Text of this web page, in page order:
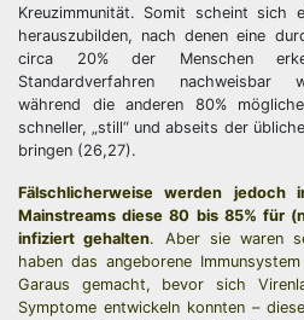
Kreuzimmunität. Somit scheint sich
herauszubilden, nach denen eine
circa 20% der Menschen
Standardverfahren nachweisbar
während die anderen 80%
schneller, „still“ und abseits der
bringen (26,27).
Fälschlicherweise werden jedoch
Mainstreams diese 80 bis 85% für
infiziert gehalten. Aber sie waren
haben das angeborene
Garaus gemacht, bevor sich
Symptome entwickeln konnten –